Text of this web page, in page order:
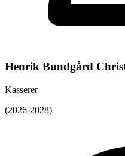
Henrik Bundgård
Kasserer
(2026-2028)